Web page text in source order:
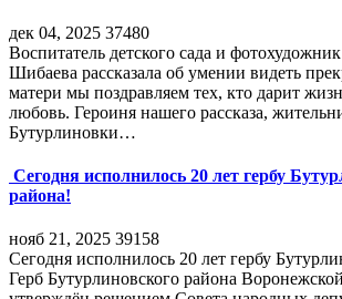
дек 04, 2025 37480
Воспитатель детского сада и
Шибаева рассказала об умении видеть
матери мы поздравляем тех, кто дарит
любовь. Героиня нашего рассказа,
Бутурлиновки…
Сегодня исполнилось 20 лет гербу
района!
нояб 21, 2025 39158
Сегодня исполнилось 20 лет гербу
Герб Бутурлиновского района